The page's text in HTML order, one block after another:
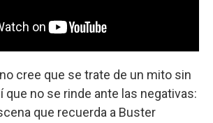
cree que se trate de un mito sin
que no se rinde ante las negativas:
que recuerda a Buster